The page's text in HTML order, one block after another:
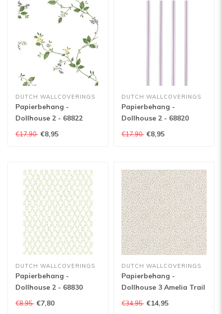
DUTCH WALLCOVERINGS
Papierbehang -
Dollhouse 2 - 68822
€17,90 €8,95
DUTCH WALLCOVERINGS
Papierbehang -
Dollhouse 2 - 68820
€17,90 €8,95
DUTCH WALLCOVERINGS
Papierbehang -
Dollhouse 2 - 68830
€8,95 €7,80
DUTCH WALLCOVERINGS
Papierbehang -
Dollhouse 3 Amelia Trail
paars - 22150
€34,95 €14,95